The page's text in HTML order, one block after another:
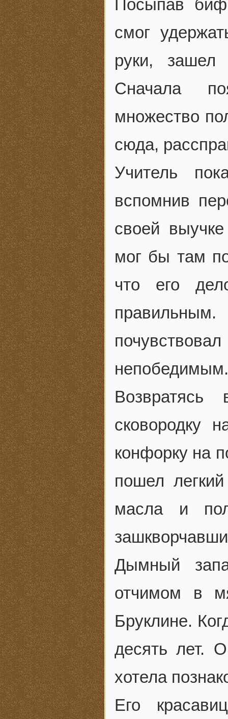
Посыпав
смог
руки, зашел
Сначала
множество
сюда,
Учитель
вспомнив
своей
мог бы там
что его
непобедимым.
сковородку
конфорку на
пошел
масла и
Дымный
отчимом в
Бруклине.
десять лет.
хотела
Его